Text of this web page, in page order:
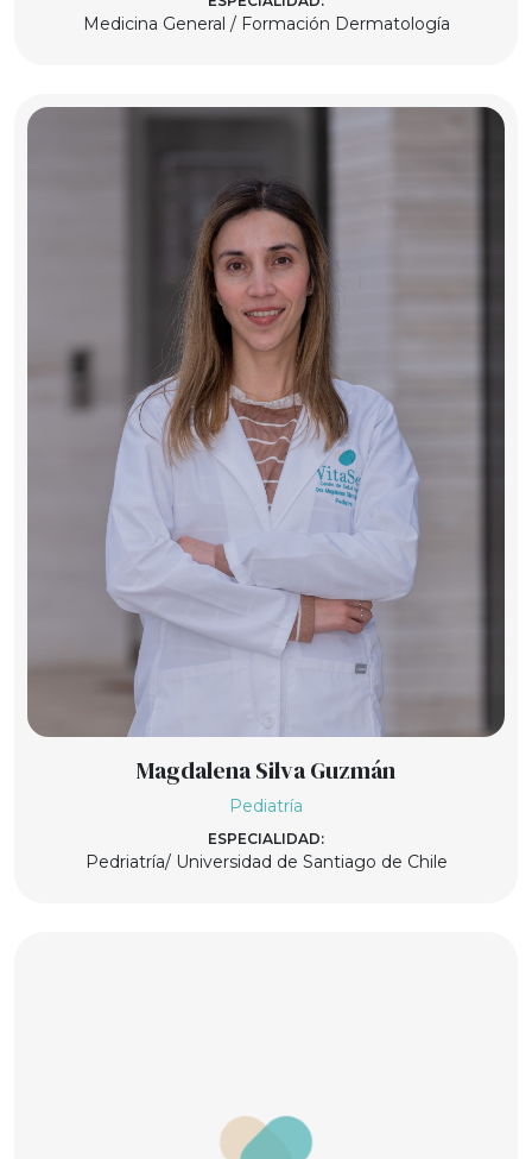
Medicina General / Formación Dermatología
Magdalena Silva Guzmán
Pediatría
ESPECIALIDAD:
Pedriatría/ Universidad de Santiago de Chile